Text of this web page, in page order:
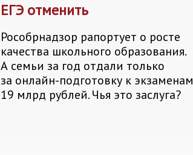
ЕГЭ отменить
Рособрнадзор рапортует о росте
качества школьного образования.
А семьи за год отдали только
за онлайн-подготовку к экзаменам
19 млрд рублей. Чья это заслуга?